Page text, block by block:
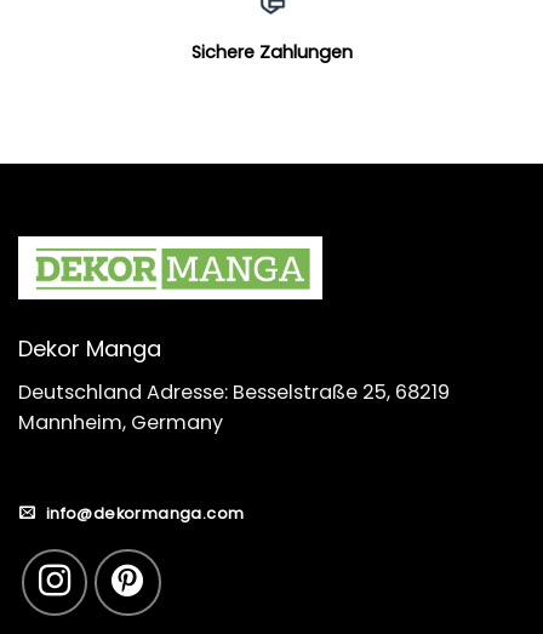
Sichere Zahlungen
Dekor Manga
Deutschland Adresse: Besselstraße 25, 68219
Mannheim, Germany
info@dekormanga.com